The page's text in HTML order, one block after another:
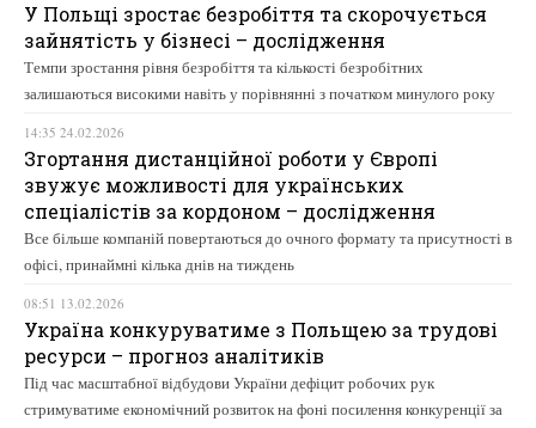
У Польщі зростає безробіття та скорочується
зайнятість у бізнесі – дослідження
Темпи зростання рівня безробіття та кількості безробітних
залишаються високими навіть у порівнянні з початком минулого року
14:35 24.02.2026
Згортання дистанційної роботи у Європі
звужує можливості для українських
спеціалістів за кордоном – дослідження
Все більше компаній повертаються до очного формату та присутності в
офісі, принаймні кілька днів на тиждень
08:51 13.02.2026
Україна конкуруватиме з Польщею за трудові
ресурси – прогноз аналітиків
Під час масштабної відбудови України дефіцит робочих рук
стримуватиме економічний розвиток на фоні посилення конкуренції за